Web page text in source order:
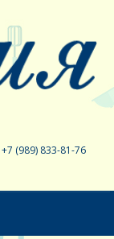
+7 (989) 833-81-76